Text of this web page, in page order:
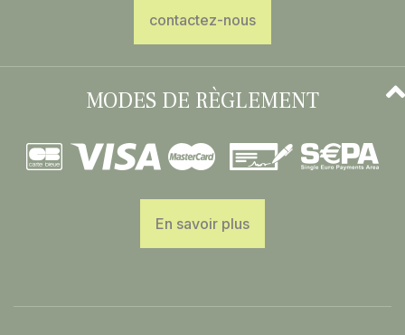
contactez-nous
MODES DE RÈGLEMENT
En savoir plus